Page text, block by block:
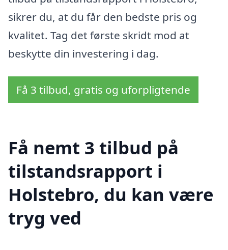
sikrer du, at du får den bedste pris og
kvalitet. Tag det første skridt mod at
beskytte din investering i dag.
Få 3 tilbud, gratis og uforpligtende
Få nemt 3 tilbud på
tilstandsrapport i
Holstebro, du kan være
tryg ved